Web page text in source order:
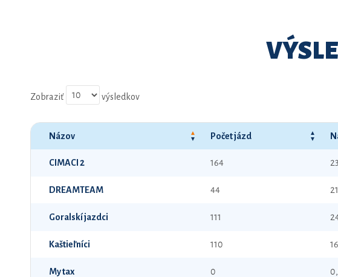
Zobraziť výsledkov
Názov Počet jázd
CIMACI 2 164
DREAMTEAM 44
Goralskí jazdci 111
Kaštieľníci 110
My tax 0